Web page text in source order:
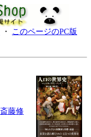
・ このページのPC版
斎藤修